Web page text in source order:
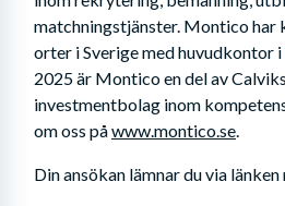
matchningstjänster. Montico
orter i Sverige med huvudkontor i
2025 är Montico en del av
investmentbolag inom
om oss på www.montico.se.
Din ansökan lämnar du via länken